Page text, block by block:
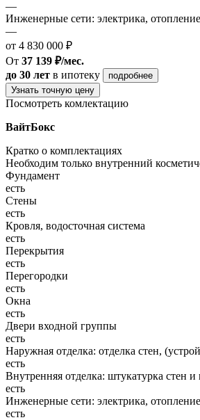
—
Инженерные сети: электрика,
—
от 4 830 000 ₽
От 37 139 ₽/мес.
до 30 лет в ипотеку
подробнее
Узнать точную цену
Посмотреть комлектацию
ВайтБокс
Кратко о комплектациях
Необходим только внутренний
Фундамент
есть
Стены
есть
Кровля, водосточная система
есть
Перекрытия
есть
Перегородки
есть
Окна
есть
Двери входной группы
есть
Наружная отделка: отделка стен,
есть
Внутренняя отделка: штукатурка стен
есть
Инженерные сети: электрика,
есть